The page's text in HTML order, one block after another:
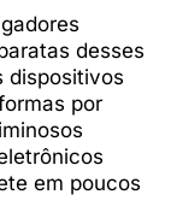
desses
dispositivos
por
em poucos